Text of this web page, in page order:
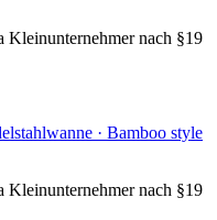
Kleinunternehmer nach §19
· Bamboo style
Kleinunternehmer nach §19